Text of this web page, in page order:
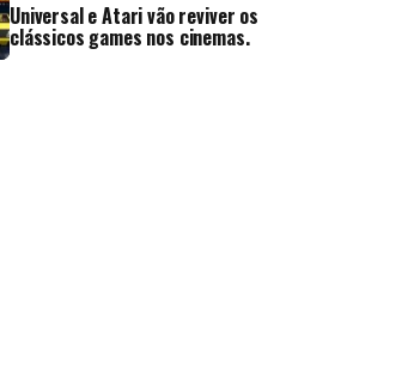
Universal e Atari vão reviver os
clássicos games nos cinemas.